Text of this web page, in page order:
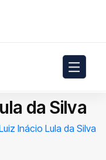
da Silva
Inácio Lula da Silva